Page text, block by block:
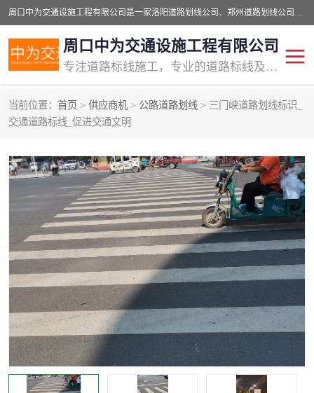
周口中为交通设施工程有限公司是一家洛阳道路划线公司、郑州道路划线公司、平顶山道路车位划线公司、开封车位划线公司、许昌道路车位划线公司、漯河道路车位划线公司，公司始终坚持“诚信、匠心、专注”的宗旨；我们的经营理念是：的服务。
周口中为交通设施工程有限公司
专注道路标线施工，专业的道路标线及交通设施施工服务商!
当前位置： 首页 > 供应商机 > 公路道路划线 > 三门峡道路划线标识_
交通道路标线_促进交通文明
交通道路标线
道路标线划线 马路标线
道路标线 道路划线